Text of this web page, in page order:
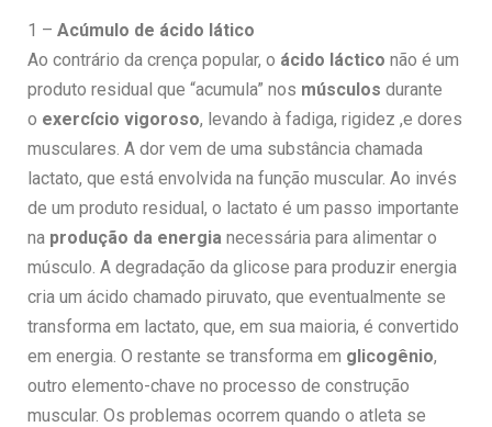
1 – Acúmulo de ácido lático
Ao contrário da crença popular, o ácido láctico não é um
produto residual que “acumula” nos músculos durante
o exercício vigoroso, levando à fadiga, rigidez ,e dores
musculares. A dor vem de uma substância chamada
lactato, que está envolvida na função muscular. Ao invés
de um produto residual, o lactato é um passo importante
na produção da energia necessária para alimentar o
músculo. A degradação da glicose para produzir energia
cria um ácido chamado piruvato, que eventualmente se
transforma em lactato, que, em sua maioria, é convertido
em energia. O restante se transforma em glicogênio,
outro elemento-chave no processo de construção
muscular. Os problemas ocorrem quando o atleta se